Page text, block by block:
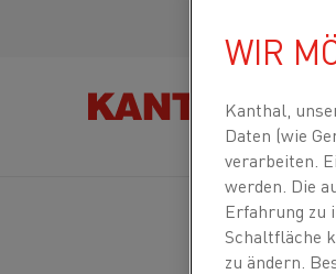
WIR
Kanthal,
Daten (wie
verarbeiten.
werden. Die
Erfahrung zu
Schaltfläche
zu ändern.